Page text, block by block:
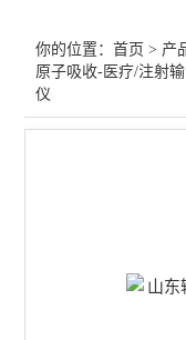
医疗器械水分测定仪
医疗器械检测仪器
原子吸收-医疗/注射
尘埃粒子计数器
你的位置：首页 > 产
原子吸收-医疗/注射
仪